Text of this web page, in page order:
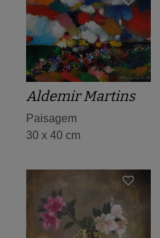
Aldemir Martins
Paisagem
30 x 40 cm